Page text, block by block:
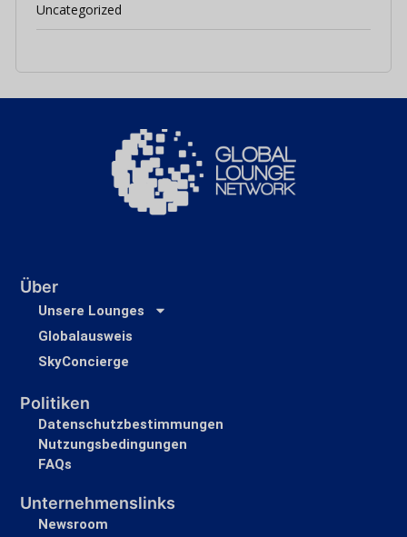
Uncategorized
Über
Unsere Lounges
Globalausweis
SkyConcierge
Politiken
Datenschutzbestimmungen
Nutzungsbedingungen
FAQs
Unternehmenslinks
Newsroom